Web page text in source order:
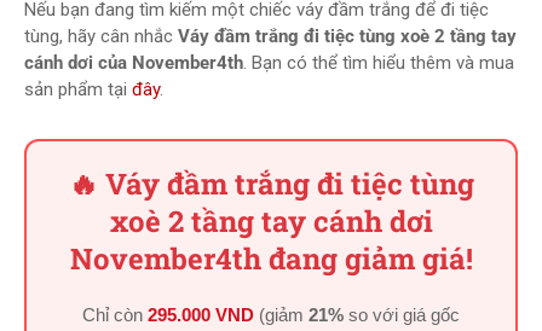
Nếu bạn đang tìm kiếm một chiếc váy đầm trắng để đi tiệc
tùng, hãy cân nhắc Váy đầm trắng đi tiệc tùng xoè 2 tầng tay
cánh dơi của November4th. Bạn có thể tìm hiểu thêm và mua
sản phẩm tại đây.
🔥 Váy đầm trắng đi tiệc tùng
xoè 2 tầng tay cánh dơi
November4th đang giảm giá!
Chỉ còn 295.000 VND (giảm 21% so với giá gốc